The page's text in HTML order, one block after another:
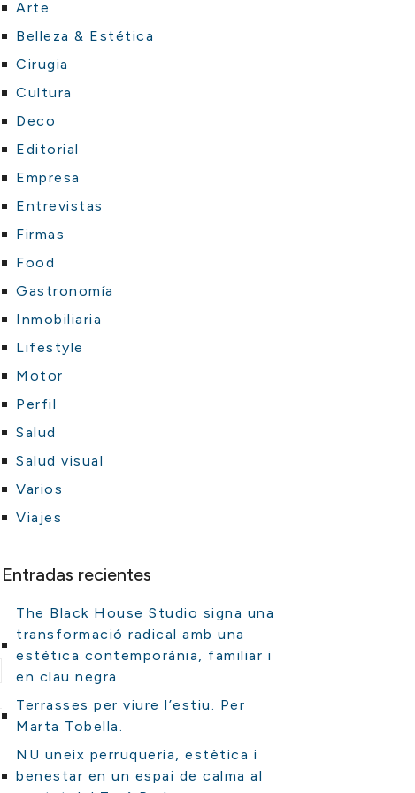
Arte
Belleza & Estética
Cirugia
Cultura
Deco
Editorial
Empresa
Entrevistas
Firmas
Food
Gastronomía
Inmobiliaria
Lifestyle
Motor
Perfil
Salud
Salud visual
Varios
Viajes
Entradas recientes
The Black House Studio signa una
transformació radical amb una
estètica contemporània, familiar i
en clau negra
Terrasses per viure l’estiu. Per
Marta Tobella.
NU uneix perruqueria, estètica i
benestar en un espai de calma al